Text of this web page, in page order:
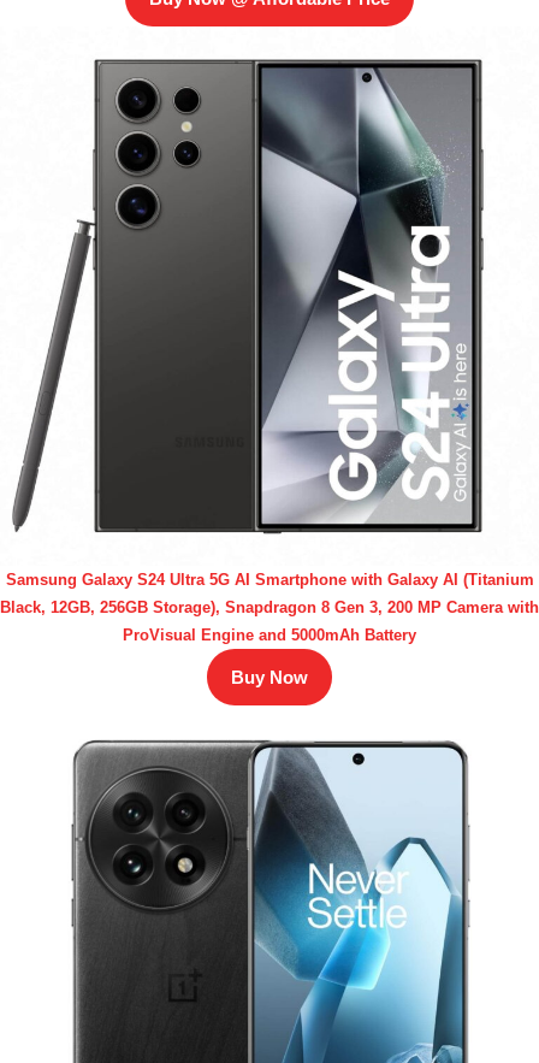
Samsung Galaxy S24 Ultra 5G AI Smartphone with Galaxy AI (Titanium
Black, 12GB, 256GB Storage), Snapdragon 8 Gen 3, 200 MP Camera with
ProVisual Engine and 5000mAh Battery
Buy Now